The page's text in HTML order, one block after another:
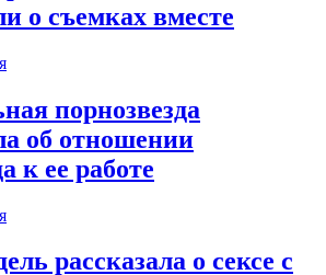
о съемках вместе
порнозвезда
об отношении
к ее работе
рассказала о сексе с